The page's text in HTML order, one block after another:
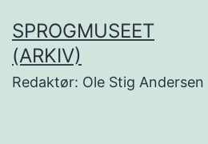
til
indhold
SPROGMUSEET
(ARKIV)
Redaktør: Ole Stig Andersen